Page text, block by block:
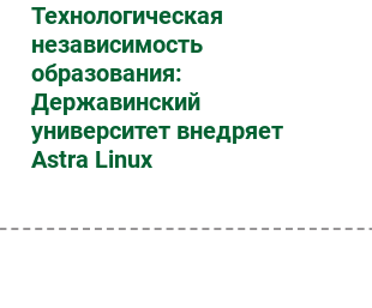
Технологическая
независимость
образования:
Державинский
университет внедряет
Astra Linux